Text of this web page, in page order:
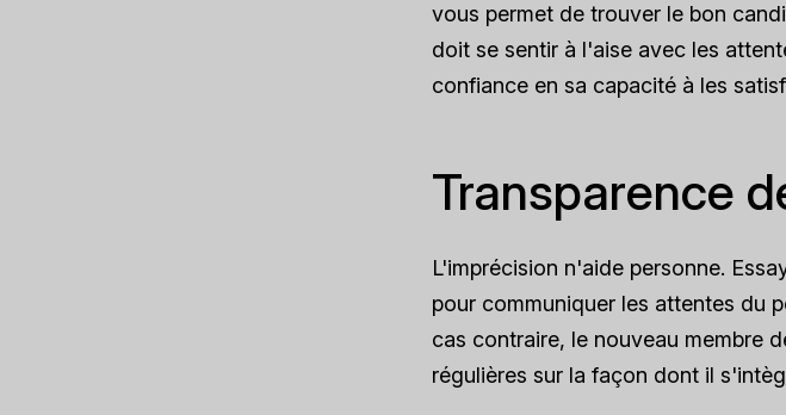
vous permet de trouver le bon
doit se sentir à l'aise avec les
confiance en sa capacité à les
Transparence
L'imprécision n'aide personne.
pour communiquer les attentes du
cas contraire, le nouveau membre
régulières sur la façon dont il